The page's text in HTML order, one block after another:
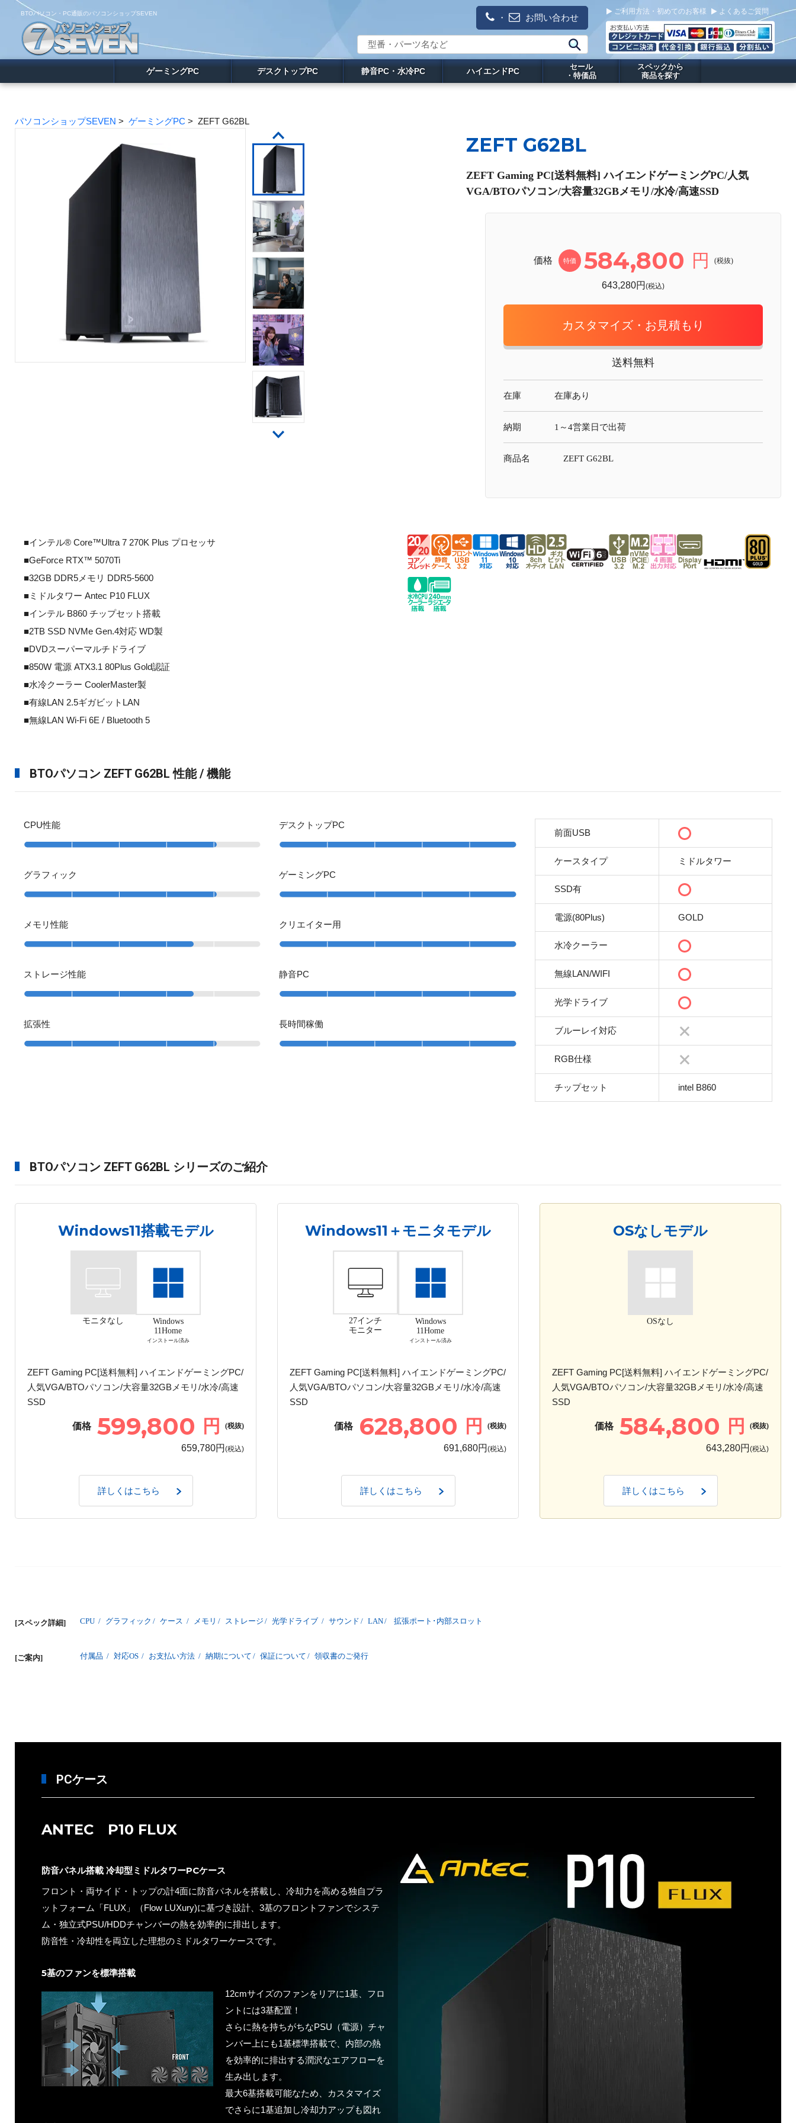
BTOパソコン・PC通販のパソコンショップSEVEN ・ お問い合わせ
ご利用方法・初めてのお客様 よくあるご質問
ゲーミングPC デスクトップPC 静音PC・水冷PC ハイエンドPC
セール
・特価品
スペックから
商品を探す
パソコンショップSEVEN > ゲーミングPC > ZEFT G62BL
ZEFT G62BL
ZEFT Gaming PC[送料無料] ハイエンドゲーミングPC/人気
VGA/BTOパソコン/大容量32GBメモリ/水冷/高速SSD
価格 特価 584,800 円 (税抜)
643,280円 (税込)
カスタマイズ・お見積もり
送料無料
在庫 在庫あり
納期 1～4営業日で出荷
商品名 ZEFT G62BL
■インテル® Core™Ultra 7 270K Plus プロセッサ
■GeForce RTX™ 5070Ti
■32GB DDR5メモリ DDR5-5600
■ミドルタワー Antec P10 FLUX
■インテル B860 チップセット搭載
■2TB SSD NVMe Gen.4対応 WD製
■DVDスーパーマルチドライブ
■850W 電源 ATX3.1 80Plus Gold認証
■水冷クーラー CoolerMaster製
■有線LAN 2.5ギガビットLAN
■無線LAN Wi-Fi 6E / Bluetooth 5
BTOパソコン ZEFT G62BL 性能 / 機能
CPU性能
グラフィック
メモリ性能
ストレージ性能
拡張性
デスクトップPC
ゲーミングPC
クリエイター用
静音PC
長時間稼働
前面USB
ケースタイプ ミドルタワー
SSD有
電源(80Plus) GOLD
水冷クーラー
無線LAN/WIFI
光学ドライブ
ブルーレイ対応
RGB仕様
チップセット intel B860
BTOパソコン ZEFT G62BL シリーズのご紹介
Windows11搭載モデル
モニタなし
Windows
11Home
インストール済み
ZEFT Gaming PC[送料無料] ハイエンドゲーミングPC/
人気VGA/BTOパソコン/大容量32GBメモリ/水冷/高速
SSD
価格 599,800 円 (税抜)
659,780円 (税込)
詳しくはこちら
Windows11＋モニタモデル
27インチ
モニター
Windows
11Home
インストール済み
ZEFT Gaming PC[送料無料] ハイエンドゲーミングPC/
人気VGA/BTOパソコン/大容量32GBメモリ/水冷/高速
SSD
価格 628,800 円 (税抜)
691,680円 (税込)
詳しくはこちら
OSなしモデル
OSなし
ZEFT Gaming PC[送料無料] ハイエンドゲーミングPC/
人気VGA/BTOパソコン/大容量32GBメモリ/水冷/高速
SSD
価格 584,800 円 (税抜)
643,280円 (税込)
詳しくはこちら
[スペック詳細] CPU / グラフィック / ケース / メモリ / ストレージ / 光学ドライブ / サウンド / LAN/ 拡張ポート･内部スロット
[ご案内] 付属品 / 対応OS / お支払い方法 / 納期について / 保証について / 領収書のご発行
PCケース
ANTEC P10 FLUX
防音パネル搭載 冷却型ミドルタワーPCケース
フロント・両サイド・トップの計4面に防音パネルを搭載し、冷却力を高める独自プラ
ットフォーム「FLUX」（Flow LUXury)に基づき設計、3基のフロントファンでシステ
ム・独立式PSU/HDDチャンバーの熱を効率的に排出します。
防音性・冷却性を両立した理想のミドルタワーケースです。
5基のファンを標準搭載
12cmサイズのファンをリアに1基、フロ
ントには3基配置！
さらに熱を持ちがちなPSU（電源）チャ
ンバー上にも1基標準搭載で、内部の熱
を効率的に排出する潤沢なエアフローを
生み出します。
最大6基搭載可能なため、カスタマイズ
でさらに1基追加し冷却力アップも図れ